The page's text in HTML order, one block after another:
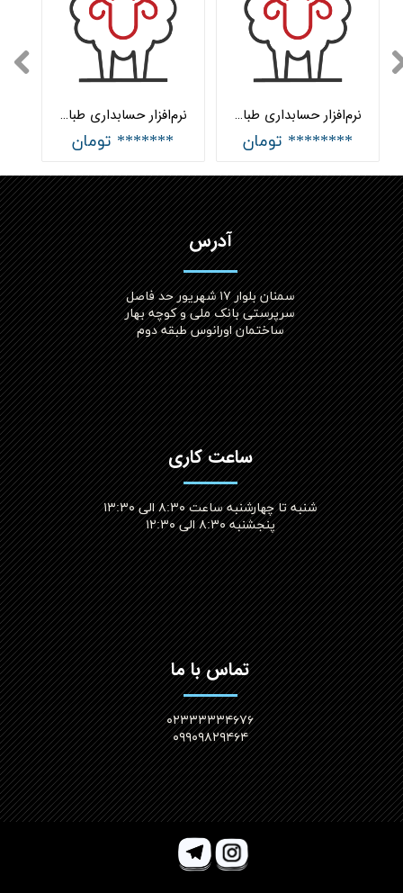
نرم‌افزار حسابداری طباخان ساده هلو APEX
******* تومان
نرم‌افزار حسابداری طباخان جامع هلو APEX
******** تومان
آدرس
سمنان بلوار ۱۷ شهریور حد فاصل
سرپرستی بانک ملی و کوچه بهار
ساختمان اورانوس طبقه دوم
ساعت کاری
شنبه تا چهارشنبه ساعت ۸:۳۰ الی ۱۳:۳۰
پنجشنبه ۸:۳۰ الی ۱۲:۳۰​​​​​​​
تماس با ما
۰۲۳۳۳۳۳۴۶۷۶
۰۹۹۰۹۸۲۹۴۶۴